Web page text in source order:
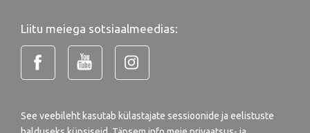
Liitu meiega sotsiaalmeedias:
See veebileht kasutab külastajate sessioonide ja eelistuste